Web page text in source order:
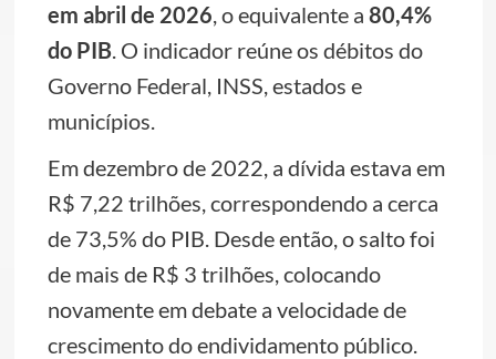
em abril de 2026, o equivalente a 80,4%
do PIB. O indicador reúne os débitos do
Governo Federal, INSS, estados e
municípios.
Em dezembro de 2022, a dívida estava em
R$ 7,22 trilhões, correspondendo a cerca
de 73,5% do PIB. Desde então, o salto foi
de mais de R$ 3 trilhões, colocando
novamente em debate a velocidade de
crescimento do endividamento público.